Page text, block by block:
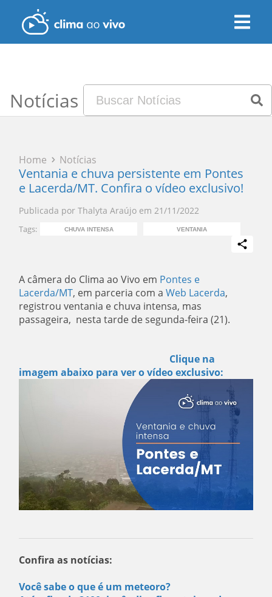
Notícias
Home Notícias
Ventania e chuva persistente em Pontes
e Lacerda/MT. Confira o vídeo exclusivo!
Publicada por Thalyta Araújo em 21/11/2022
Tags: CHUVA INTENSA VENTANIA
A câmera do Clima ao Vivo em Pontes e
Lacerda/MT, em parceria com a Web Lacerda,
registrou ventania e chuva intensa, mas
passageira, nesta tarde de segunda-feira (21).
Clique na
imagem abaixo para ver o vídeo exclusivo:
Confira as notícias:
Você sabe o que é um meteoro?